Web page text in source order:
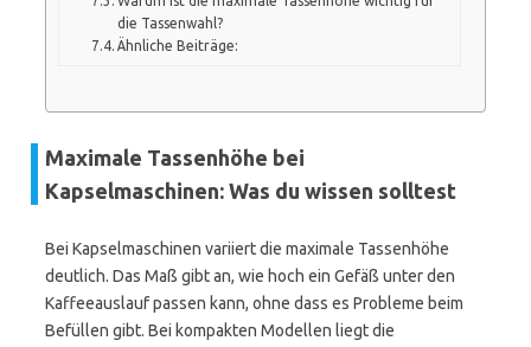
die Tassenwahl?
Ähnliche Beiträge:
Maximale Tassenhöhe bei
Kapselmaschinen: Was du wissen solltest
Bei Kapselmaschinen variiert die maximale Tassenhöhe
deutlich. Das Maß gibt an, wie hoch ein Gefäß unter den
Kaffeeauslauf passen kann, ohne dass es Probleme beim
Befüllen gibt. Bei kompakten Modellen liegt die